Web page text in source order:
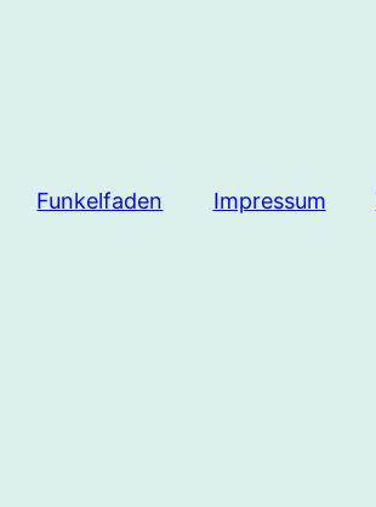
Funkelfaden Impressum